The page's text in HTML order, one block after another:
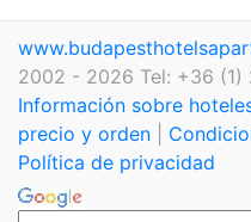
2002 - 2026 Tel: +36 (1)
Información sobre
precio y orden
Política de privacidad